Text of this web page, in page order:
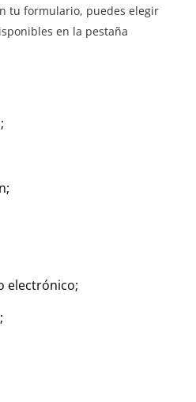
tu formulario, puedes elegir
en la pestaña
electrónico;